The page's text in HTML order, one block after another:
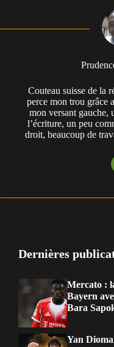
Couteau suisse de la
perce mon trou grâce
mon versant gauche,
l’écriture, un peu
droit, beaucoup de
Dernières
Mercato :
Bayern
Bara
Yan